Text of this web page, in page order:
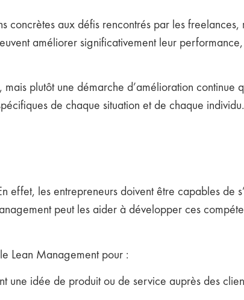
concrètes aux défis rencontrés par les freelances,
améliorer significativement leur
plutôt une démarche d’amélioration continue
de chaque situation et de chaque individu.
effet, les entrepreneurs doivent être capables de
peut les aider à développer ces
Lean Management pour :
une idée de produit ou de service auprès des